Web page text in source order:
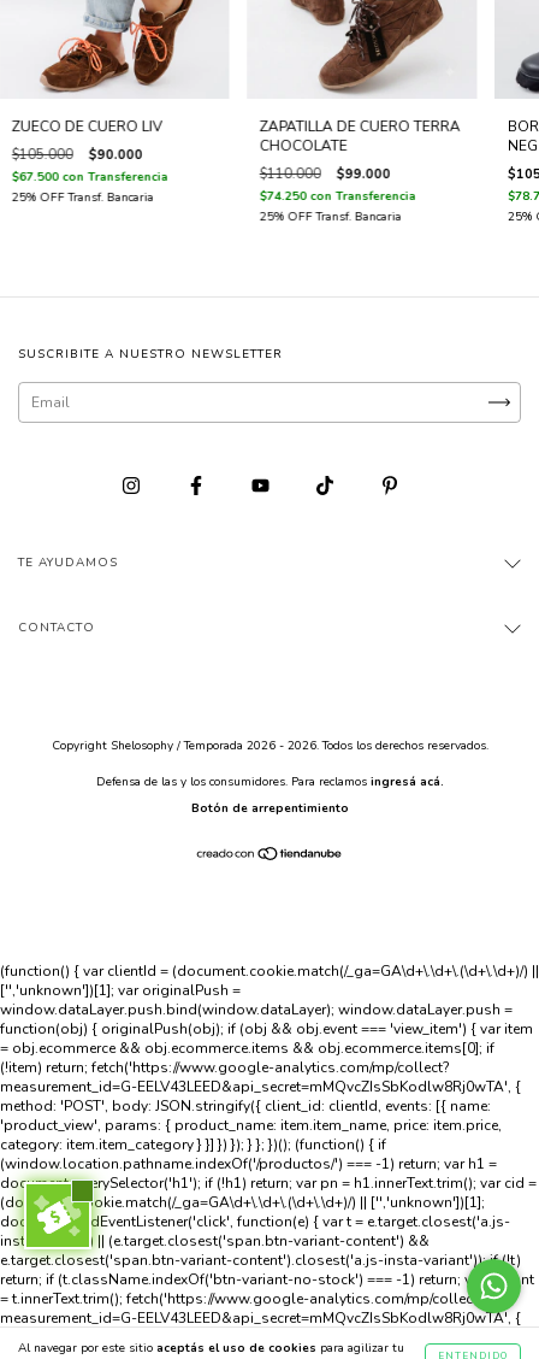
Al navegar por este sitio aceptás el uso de cookies para agilizar tu
ENTENDIDO
ZUECO DE CUERO LIV
$105.000 $90.000
$67.500 con Transferencia
ZAPATILLA DE CUERO TERRA
CHOCOLATE
$110.000 $99.000
$74.250 con Transferencia
SUSCRIBITE A NUESTRO NEWSLETTER
TE AYUDAMOS
CONTACTO
Copyright Shelosophy / Temporada 2026 - 2026. Todos los derechos reservados.
Defensa de las y los consumidores. Para reclamos ingresá acá.
Botón de arrepentimiento
(function() { var clientId = (document.cookie.match(/_ga=GA\d+\.\d+\.(\d+\.\d+)/) ||
['','unknown'])[1]; var originalPush =
window.dataLayer.push.bind(window.dataLayer); window.dataLayer.push =
function(obj) { originalPush(obj); if (obj && obj.event === 'view_item') { var item
= obj.ecommerce && obj.ecommerce.items && obj.ecommerce.items[0]; if
(!item) return; fetch('https://www.google-analytics.com/mp/collect?
measurement_id=G-EELV43LEED&api_secret=mMQvcZIsSbKodlw8Rj0wTA', {
method: 'POST', body: JSON.stringify({ client_id: clientId, events: [{ name:
'product_view', params: { product_name: item.item_name, price: item.price,
category: item.item_category } }] }) }); } }; })(); (function() { if
(window.location.pathname.indexOf('/productos/') === -1) return; var h1 =
document.querySelector('h1'); if (!h1) return; var pn = h1.innerText.trim(); var cid =
(document.cookie.match(/_ga=GA\d+\.\d+\.(\d+\.\d+)/) || ['','unknown'])[1];
document.addEventListener('click', function(e) { var t = e.target.closest('a.js-
insta-variant') || (e.target.closest('span.btn-variant-content') &&
e.target.closest('span.btn-variant-content').closest('a.js-insta-variant')); if (!t)
return; if (t.className.indexOf('btn-variant-no-stock') === -1) return; var variant
= t.innerText.trim(); fetch('https://www.google-analytics.com/mp/collect?
measurement_id=G-EELV43LEED&api_secret=mMQvcZIsSbKodlw8Rj0wTA', {
method: 'POST', body: JSON.stringify({ client_id: cid, events: [{ name: